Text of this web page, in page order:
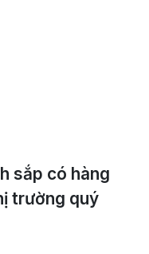
sắp có hàng
trường quý